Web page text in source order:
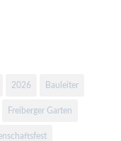
2026 Bauleiter
Freiberger Garten